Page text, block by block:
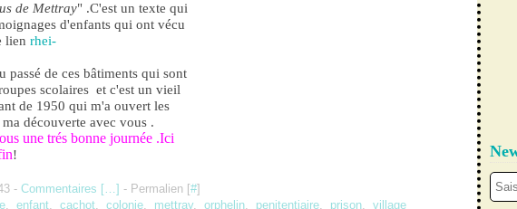
de Mettray" .C'est un texte qui
d'enfants qui ont vécu
lien rhei-
passé de ces bâtiments qui sont
scolaires et c'est un vieil
de 1950 qui m'a ouvert les
découverte avec vous .
une trés bonne journée .Ici
!
- Commentaires […] - Permalien [#]
, enfant, cachot, colonie, mettray, orphelin, penitentiaire, prison, village